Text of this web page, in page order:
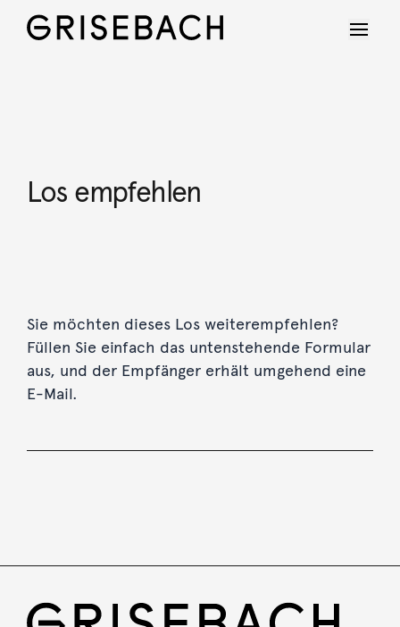
Los empfehlen
Sie möchten dieses Los weiterempfehlen?
Füllen Sie einfach das untenstehende Formular
aus, und der Empfänger erhält umgehend eine
E-Mail.